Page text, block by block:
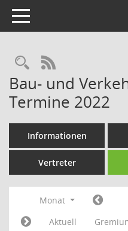
Toggle navigation
RSS-Feed
Bau- und
Termine 2022
Informationen
Vertreter
Monat
Aktuell